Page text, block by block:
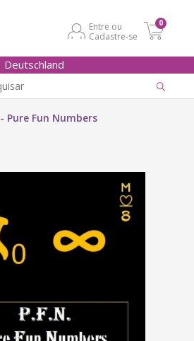
Entre ou
Cadastre-se
0
Deutschland
- Pure Fun Numbers